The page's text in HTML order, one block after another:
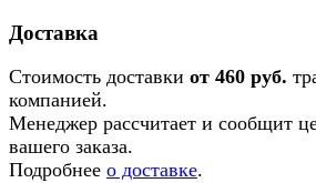
Доставка
Стоимость доставки от 460 руб.
компанией.
Менеджер рассчитает и сообщит
вашего заказа.
Подробнее о доставке.